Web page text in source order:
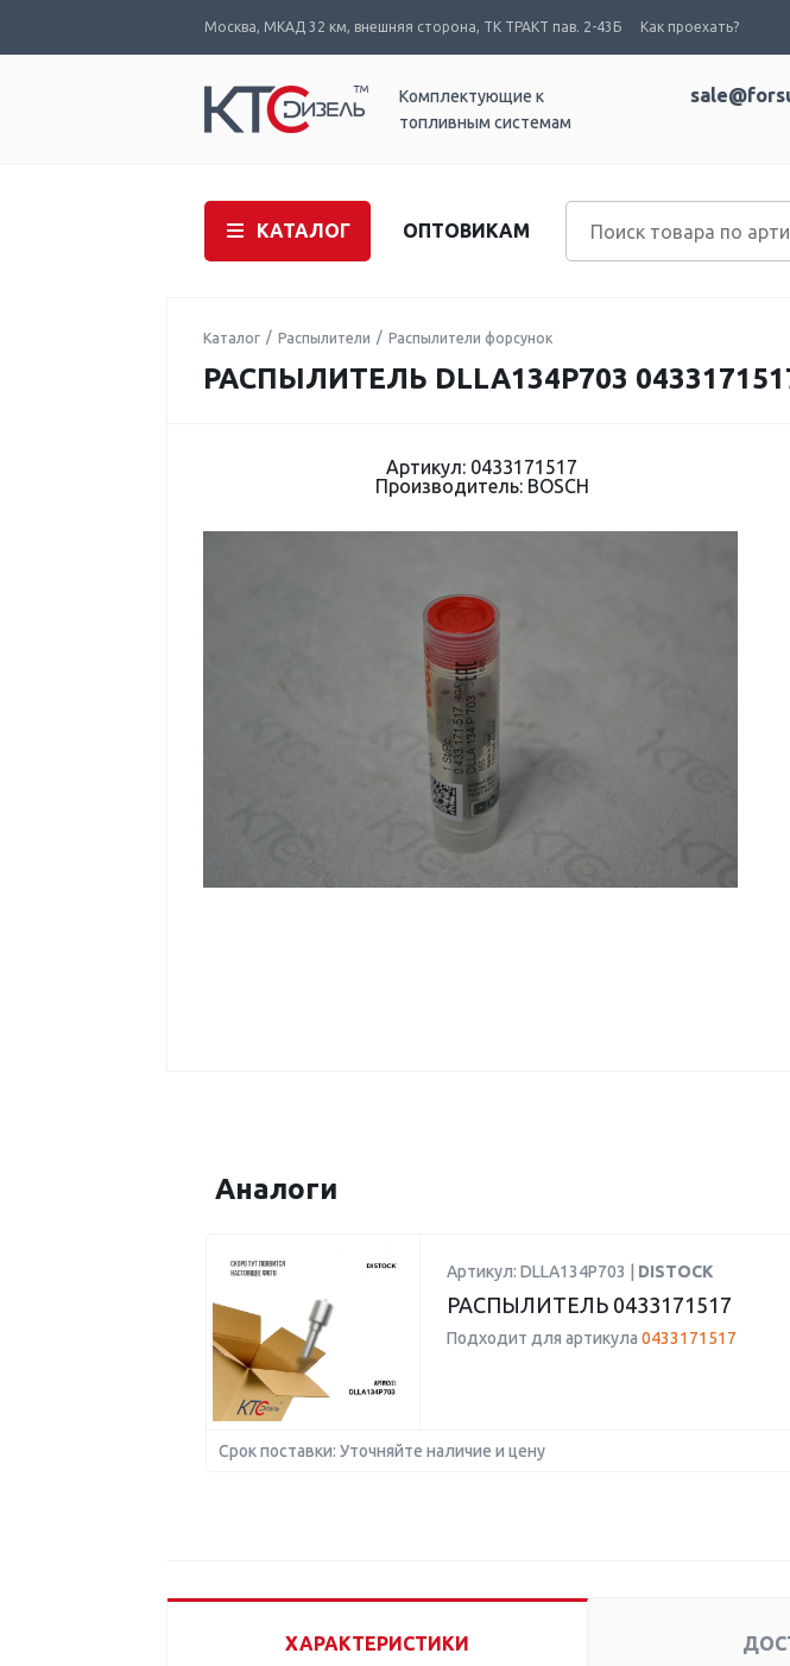
Москва, МКАД 32 км, внешняя сторона, ТК ТРАКТ пав. 2-43Б Как проехать?
Комплектующие к
топливным системам
КАТАЛОГ ОПТОВИКАМ
Каталог Распылители Распылители форсунок
РАСПЫЛИТЕЛЬ DLLA134P703
Артикул: 0433171517
Производитель: BOSCH
Аналоги
Артикул: DLLA134P703 | DISTOCK
РАСПЫЛИТЕЛЬ 0433171517
Подходит для артикула 0433171517
Срок поставки: Уточняйте наличие и цену
ХАРАКТЕРИСТИКИ